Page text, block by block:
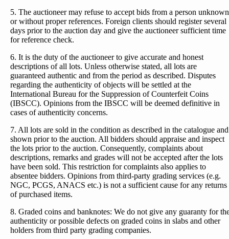
5. The auctioneer may refuse to accept bids from a person unknown
or without proper references. Foreign clients should register several
days prior to the auction day and give the auctioneer sufficient time
for reference check.
6. It is the duty of the auctioneer to give accurate and honest
descriptions of all lots. Unless otherwise stated, all lots are
guaranteed authentic and from the period as described. Disputes
regarding the authenticity of objects will be settled at the
International Bureau for the Suppression of Counterfeit Coins
(IBSCC). Opinions from the IBSCC will be deemed definitive in
cases of authenticity concerns.
7. All lots are sold in the condition as described in the catalogue and
shown prior to the auction. All bidders should appraise and inspect
the lots prior to the auction. Consequently, complaints about
descriptions, remarks and grades will not be accepted after the lots
have been sold. This restriction for complaints also applies to
absentee bidders. Opinions from third-party grading services (e.g.
NGC, PCGS, ANACS etc.) is not a sufficient cause for any returns
of purchased items.
8. Graded coins and banknotes: We do not give any guaranty for
authenticity or possible defects on graded coins in slabs and other
holders from third party grading companies.